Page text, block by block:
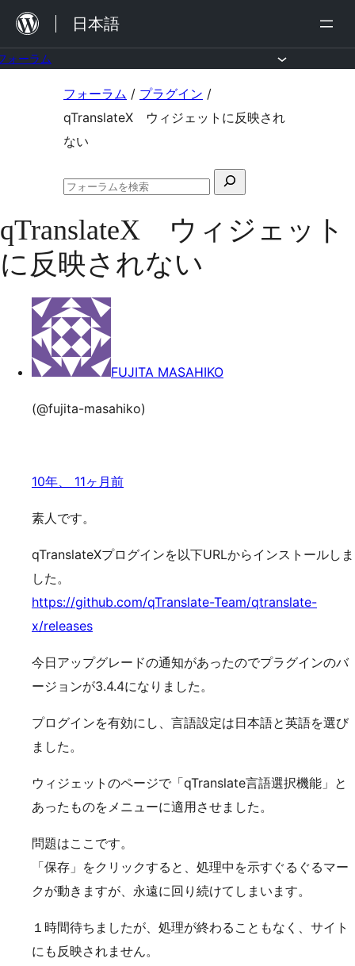
を
日本語
ォーラム
ス
キ
フォーラム / プラグイン /
qTranslateX ウィジェットに反映され
ない
検
対
象:
フ
ー
ラ
qTranslateX ウィジェット
に反映されない
FUJITA MASAHIKO
(@fujita-masahiko)
10年、 11ヶ月前
素人です。
qTranslateXプログインを以下URLからインストールしま
した。
https://github.com/qTranslate-Team/qtranslate-
x/releases
今日アップグレードの通知があったのでプラグインのバ
ージョンが3.4.4になりました。
プログインを有効にし、言語設定は日本語と英語を選び
ました。
ウィジェットのページで「qTranslate言語選択機能」と
あったものをメニューに適用させました。
問題はここです。
「保存」をクリックすると、処理中を示すぐるぐるマー
クが動きますが、永遠に回り続けてしまいます。
１時間待ちましたが、処理が終わることもなく、サイト
にも反映されません。